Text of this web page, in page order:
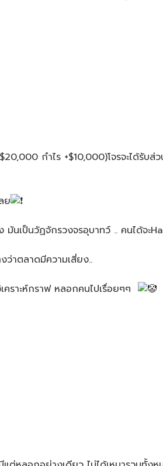
กำไร​ +$10,000)โจรจะได้รับส่
ย
ป็นวัฏจักร​วงจรอุบาทว์​ .. คนได้จะ
ว่าตลาดมีความเสี่ยง..
คราะห์​กราฟ หลอกคนไปเรื่อยๆ​ๆ​